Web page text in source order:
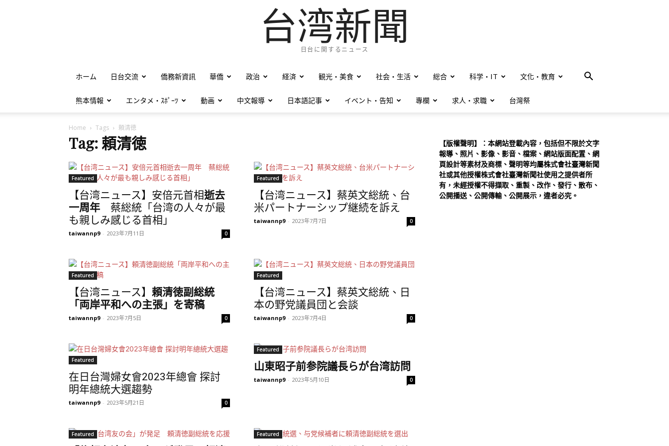
台湾新聞
日台に関するニュース
ホーム 日台交流 僑務新資訊 華僑 政治 経済 観光・美食 社会・生活 総合 科学・IT 文化・教育
熊本情報 エンタメ・ｽﾎﾟｰﾂ 動画 中文報導 日本語記事 イベント・告知 專欄 求人・求職 台灣祭
Home Tags 頼清徳
Tag: 頼清徳
Featured
【台湾ニュース】安倍元首相逝去
一周年 蔡総統「台湾の人々が最
も親しみ感じる首相」
taiwannp9 - 2023年7月11日 0
Featured
【台湾ニュース】蔡英文総統、台
米パートナーシップ継続を訴え
taiwannp9 - 2023年7月7日 0
Featured
【台湾ニュース】 頼清徳副総統
「両岸平和への主張」を寄稿
taiwannp9 - 2023年7月5日 0
Featured
【台湾ニュース】蔡英文総統、日
本の野党議員団と会談
taiwannp9 - 2023年7月4日 0
Featured
在日台灣婦女會2023年總會 探討
明年總統大選趨勢
taiwannp9 - 2023年5月21日 0
Featured
山東昭子前参院議長らが台湾訪問
taiwannp9 - 2023年5月10日 0
Featured Featured
【版權聲明】：本網站登載內容，包括但不限於文字
報導、照片、影像、影音、檔案、網站版面配置、網
頁設計等素材及商標、聲明等均屬株式會社臺灣新聞
社或其他授權株式會社臺灣新聞社使用之提供者所
有，未經授權不得擷取、重製、改作、發行、散布、
公開播送、公開傳輸、公開展示，違者必究。